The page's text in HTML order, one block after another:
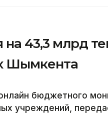
43,3 млрд
Шымкента
бюджетного
учреждений,